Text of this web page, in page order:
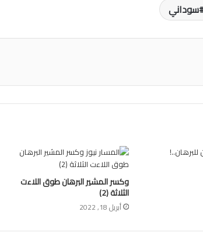
سوداني
وكسر المشير البرهان طوق اللاءت
الثلاثة (2)
أبريل 18, 2022